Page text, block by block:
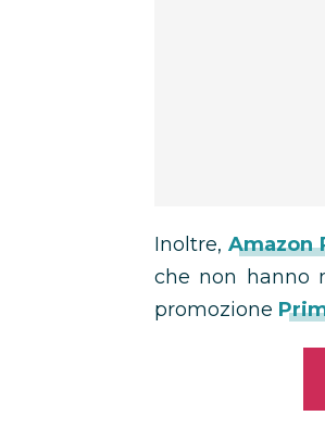
Inoltre, Amazon
che non hanno
promozione